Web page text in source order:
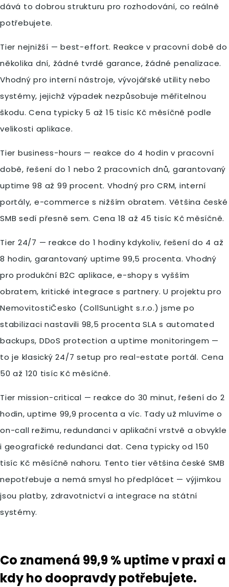
dává to dobrou strukturu pro rozhodování, co reálně
potřebujete.
Tier nejnižší — best-effort. Reakce v pracovní době do
několika dní, žádné tvrdé garance, žádné penalizace.
Vhodný pro interní nástroje, vývojářské utility nebo
systémy, jejichž výpadek nezpůsobuje měřitelnou
škodu. Cena typicky 5 až 15 tisíc Kč měsíčně podle
velikosti aplikace.
Tier business-hours — reakce do 4 hodin v pracovní
době, řešení do 1 nebo 2 pracovních dnů, garantovaný
uptime 98 až 99 procent. Vhodný pro CRM, interní
portály, e-commerce s nižším obratem. Většina české
SMB sedí přesně sem. Cena 18 až 45 tisíc Kč měsíčně.
Tier 24/7 — reakce do 1 hodiny kdykoliv, řešení do 4 až
8 hodin, garantovaný uptime 99,5 procenta. Vhodný
pro produkční B2C aplikace, e-shopy s vyšším
obratem, kritické integrace s partnery. U projektu pro
NemovitostiČesko (CollSunLight s.r.o.) jsme po
stabilizaci nastavili 98,5 procenta SLA s automated
backups, DDoS protection a uptime monitoringem —
to je klasický 24/7 setup pro real-estate portál. Cena
50 až 120 tisíc Kč měsíčně.
Tier mission-critical — reakce do 30 minut, řešení do 2
hodin, uptime 99,9 procenta a víc. Tady už mluvíme o
on-call režimu, redundanci v aplikační vrstvě a obvykle
i geografické redundanci dat. Cena typicky od 150
tisíc Kč měsíčně nahoru. Tento tier většina české SMB
nepotřebuje a nemá smysl ho předplácet — výjimkou
jsou platby, zdravotnictví a integrace na státní
systémy.
Co znamená 99,9 % uptime v praxi a
kdy ho doopravdy potřebujete.